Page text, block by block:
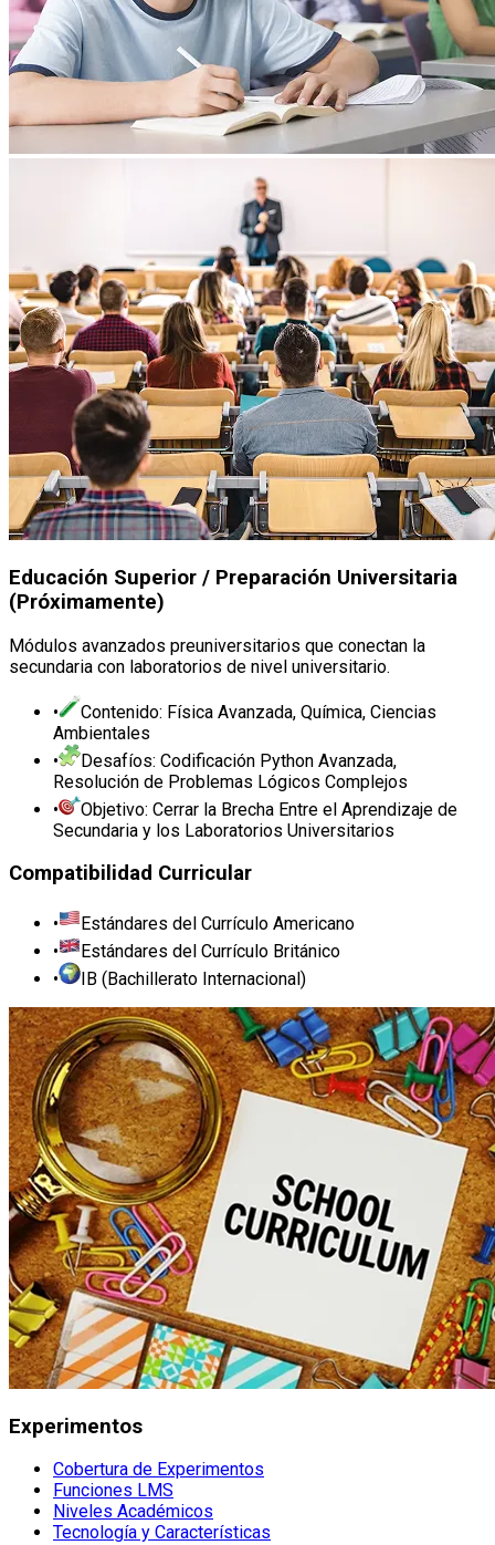
Educación Superior / Preparación Universitaria
(Próximamente)
Módulos avanzados preuniversitarios que conectan la
secundaria con laboratorios de nivel universitario.
•
Contenido: Física Avanzada, Química, Ciencias
Ambientales
•
Desafíos: Codificación Python Avanzada,
Resolución de Problemas Lógicos Complejos
•
Objetivo: Cerrar la Brecha Entre el Aprendizaje de
Secundaria y los Laboratorios Universitarios
Compatibilidad Curricular
•
Estándares del Currículo Americano
•
Estándares del Currículo Británico
•
IB (Bachillerato Internacional)
Experimentos
Cobertura de Experimentos
Funciones LMS
Niveles Académicos
Tecnología y Características